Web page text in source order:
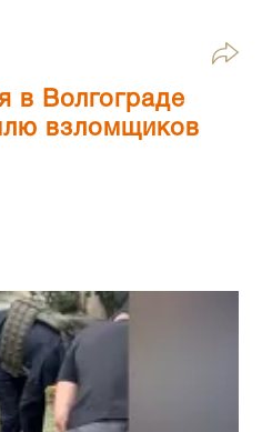
в Волгограде
взломщиков